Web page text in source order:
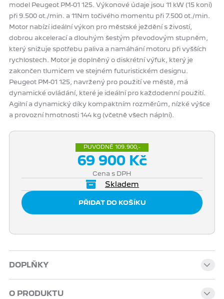
model Peugeot PM-01 125. Výkonové údaje jsou 11 kW (15 koní)
při 9.500 ot./min. a 11Nm točivého momentu při 7.500 ot./min.
Motor nabízí ideální výkon pro městské ježdění s živostí,
dobrou akcelerací a dlouhým šestým převodovým stupněm,
který snižuje spotřebu paliva a namáhání motoru při vyšších
rychlostech. Motor je doplněný o diskrétní výfuk, který je
zakončen tlumičem ve stejném futuristickém designu.
Peugeot PM-01 125, navržený pro použití ve městě, má
dynamické ovládání, které je ideální pro každodenní použití.
Agilní a dynamický díky kompaktním rozměrům, nízké výšce
a provozní hmotnosti 144 kg (včetně všech náplní).
PŮVODNĚ 109.900,-
69 900 Kč
Cena s DPH
Skladem
DOPLŇKY
O PRODUKTU